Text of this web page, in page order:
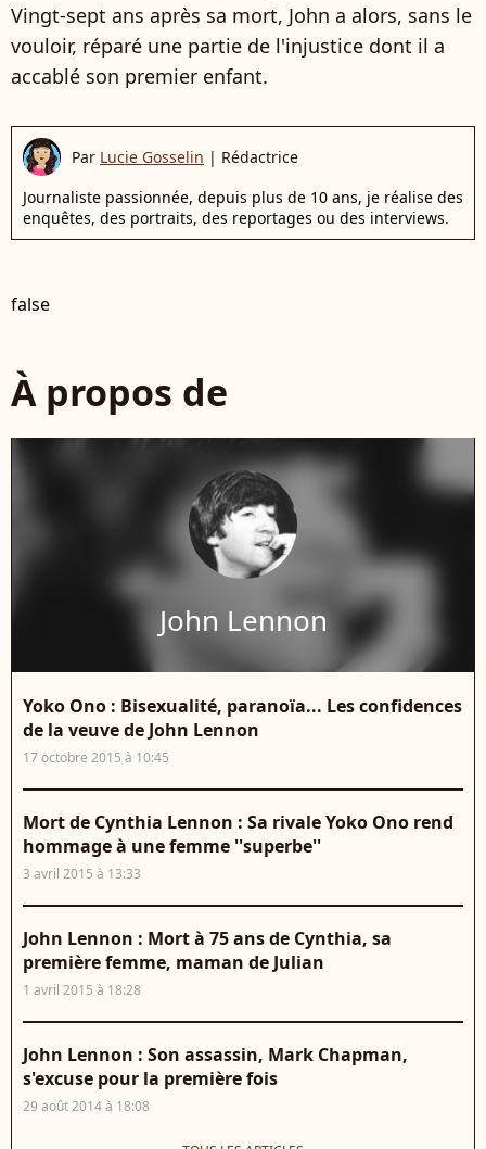
Vingt-sept ans après sa mort, John a alors, sans le
vouloir, réparé une partie de l'injustice dont il a
accablé son premier enfant.
Par Lucie Gosselin | Rédactrice
Journaliste passionnée, depuis plus de 10 ans, je réalise des
enquêtes, des portraits, des reportages ou des interviews.
false
À propos de
John Lennon
Yoko Ono : Bisexualité, paranoïa... Les confidences
de la veuve de John Lennon
17 octobre 2015 à 10:45
Mort de Cynthia Lennon : Sa rivale Yoko Ono rend
hommage à une femme ''superbe''
3 avril 2015 à 13:33
John Lennon : Mort à 75 ans de Cynthia, sa
première femme, maman de Julian
1 avril 2015 à 18:28
John Lennon : Son assassin, Mark Chapman,
s'excuse pour la première fois
29 août 2014 à 18:08